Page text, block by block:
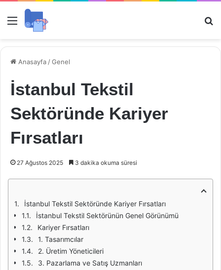
Menü
Anasayfa /Genel
İstanbul Tekstil
Sektöründe Kariyer
Fırsatları
27 Ağustos 2025 3 dakika okuma süresi
İstanbul Tekstil Sektöründe Kariyer Fırsatları
İstanbul Tekstil Sektörünün Genel Görünümü
Kariyer Fırsatları
1. Tasarımcılar
2. Üretim Yöneticileri
3. Pazarlama ve Satış Uzmanları